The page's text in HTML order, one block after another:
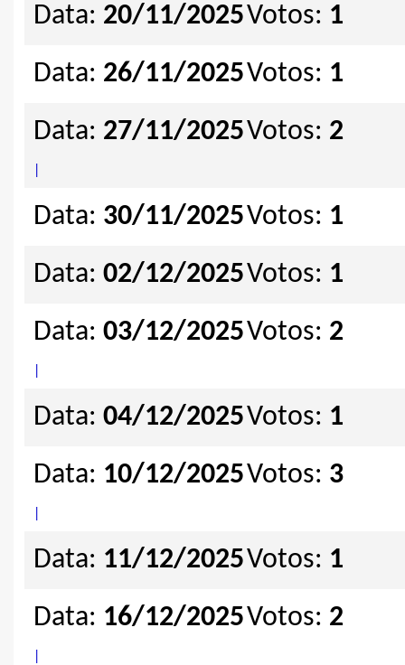
Data: 20/11/2025Votos: 1
Data: 26/11/2025Votos: 1
Data: 27/11/2025Votos: 2
Data: 30/11/2025Votos: 1
Data: 02/12/2025Votos: 1
Data: 03/12/2025Votos: 2
Data: 04/12/2025Votos: 1
Data: 10/12/2025Votos: 3
Data: 11/12/2025Votos: 1
Data: 16/12/2025Votos: 2